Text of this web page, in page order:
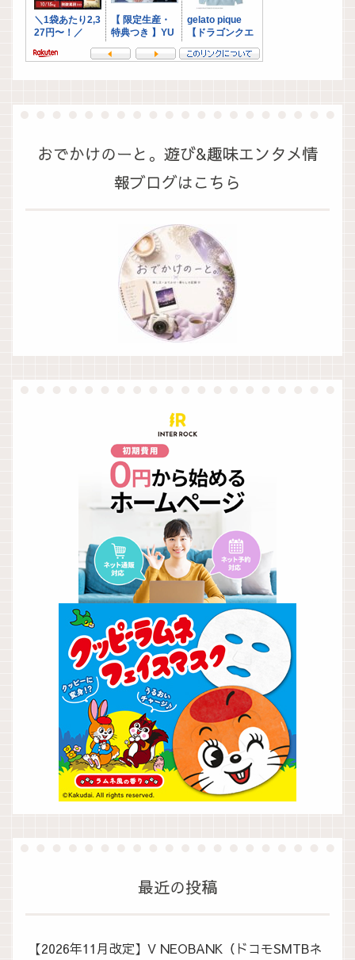
おでかけのーと。遊び&趣味エンタメ情
報ブログはこちら
最近の投稿
【2026年11月改定】V NEOBANK（ドコモSMTBネ